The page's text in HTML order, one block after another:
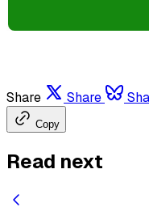
Share Share
Copy
Read next